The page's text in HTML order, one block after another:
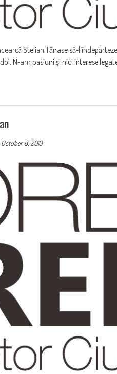
Stelian Tănase să-l
N-am pasiuni şi nici interese
October 8, 2010